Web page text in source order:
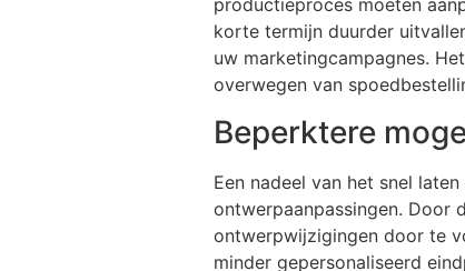
productieproces moeten
korte termijn duurder
uw marketingcampagnes.
overwegen van
Beperktere
Een nadeel van het snel
ontwerpaanpassingen. Door
ontwerpwijzigingen door te
minder gepersonaliseerd